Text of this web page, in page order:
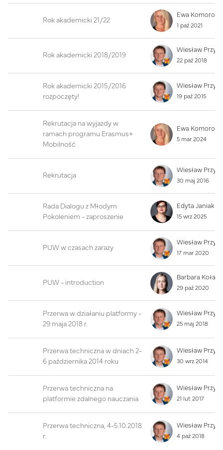
Rok akademicki 21/22
1 paź 2021
Rok akademicki 2018/2019
Wiesław
22 paź 2018
Rok akademicki 2015/2016
rozpoczęty!
Wiesław
19 paź 2015
Rekrutacja na wyjazdy w
ramach programu Erasmus+
Mobilność
5 mar 2024
Rekrutacja
Wiesław
30 maj 2016
Rada Dialogu z Młodym
Pokoleniem - zaproszenie
Edyta Janiak
15 wrz 2025
PUW w czasach zarazy
Wiesław
17 mar 2020
PUW - introduction
29 paź 2020
Przerwa w działaniu platformy -
29 maja 2018 r.
Wiesław
25 maj 2018
Przerwa techniczna w dniach 2-
6 października 2014 roku
Wiesław
30 wrz 2014
Przerwa techniczna na
platformie zdalnego nauczania
Wiesław
21 lut 2017
Przerwa techniczna, 4-5.10.2018
r.
Wiesław
4 paź 2018